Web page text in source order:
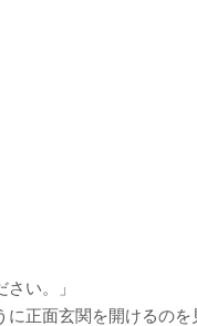
い。」
に正面玄関を開けるの